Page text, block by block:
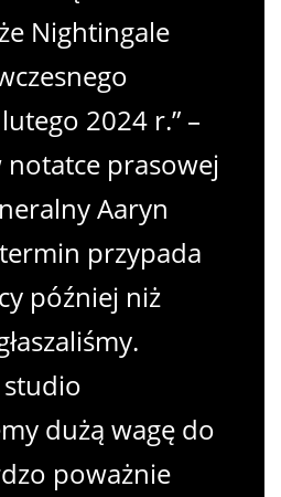
Nightingale
2024 r.” –
notatce prasowej
Aaryn
przypada
później niż
studio
dużą wagę do
poważnie